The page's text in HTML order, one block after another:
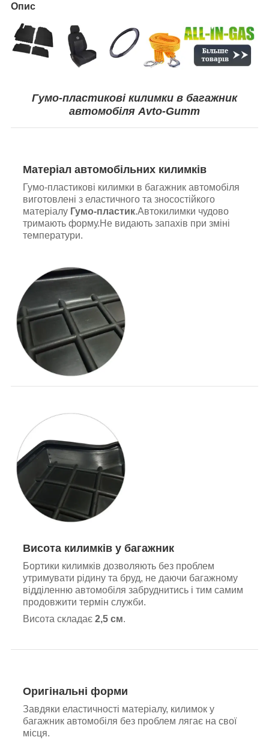
Опис
Гумо-пластикові килимки в багажник
автомобіля Avto-Gumm
Матеріал автомобільних килимків
Гумо-пластикові килимки в багажник автомобіля
виготовлені з еластичного та зносостійкого
матеріалу Гумо-пластик.Автокилимки чудово
тримають форму.Не видають запахів при зміні
температури.
Висота килимків у багажник
Бортики килимків дозволяють без проблем
утримувати рідину та бруд, не даючи багажному
відділенню автомобіля забруднитись і тим самим
продовжити термін служби.
Висота складає 2,5 см.
Оригінальні форми
Завдяки еластичності матеріалу, килимок у
багажник автомобіля без проблем лягає на свої
місця.